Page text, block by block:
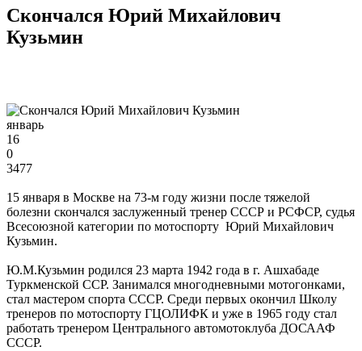
Скончался Юрий Михайлович
Кузьмин
январь
16
0
3477
15 января в Москве на 73-м году жизни после тяжелой
болезни скончался заслуженный тренер СССР и РСФСР, судья
Всесоюзной категории по мотоспорту Юрий Михайлович
Кузьмин.
Ю.М.Кузьмин родился 23 марта 1942 года в г. Ашхабаде
Туркменской ССР. Занимался многодневными мотогонками,
стал мастером спорта СССР. Среди первых окончил Школу
тренеров по мотоспорту ГЦОЛИФК и уже в 1965 году стал
работать тренером Центрального автомотоклуба ДОСААФ
СССР.